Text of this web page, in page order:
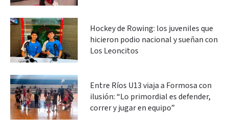
Hockey de Rowing: los juveniles que
hicieron podio nacional y sueñan con
Los Leoncitos
Entre Ríos U13 viaja a Formosa con
ilusión: “Lo primordial es defender,
correr y jugar en equipo”